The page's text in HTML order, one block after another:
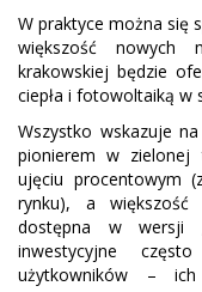
W praktyce można się
większość nowych
krakowskiej będzie
ciepła i fotowoltaiką w
Wszystko wskazuje
pionierem w zielonej
ujęciu procentowym
rynku), a większość
dostępna w wersji
inwestycyjne
użytkowników –